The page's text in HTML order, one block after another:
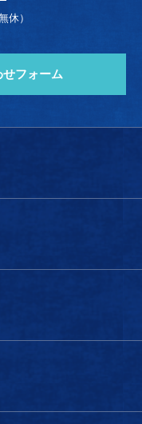
休）
フォーム